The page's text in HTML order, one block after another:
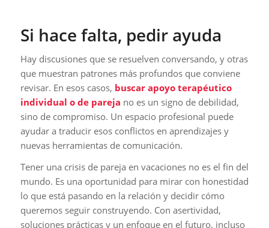
Si hace falta, pedir ayuda
Hay discusiones que se resuelven conversando, y otras
que muestran patrones más profundos que conviene
revisar. En esos casos, buscar apoyo terapéutico
individual o de pareja no es un signo de debilidad,
sino de compromiso. Un espacio profesional puede
ayudar a traducir esos conflictos en aprendizajes y
nuevas herramientas de comunicación.
Tener una crisis de pareja en vacaciones no es el fin del
mundo. Es una oportunidad para mirar con honestidad
lo que está pasando en la relación y decidir cómo
queremos seguir construyendo. Con asertividad,
soluciones prácticas y un enfoque en el futuro, incluso